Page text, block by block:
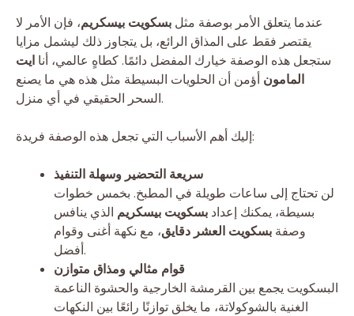
عندما يتعلق الأمر بوصفة مثل بسكويت بيسكريم، فإن الأمر لا
يقتصر فقط على المذاق الرائع، بل يتجاوز ذلك ليشمل مزايا
ستجعل هذه الوصفة خيارك المفضل دائمًا. كطاهٍ عالمي، أنا ايت
المامون أؤمن أن الحلويات البسيطة مثل هذه هي ما يصنع
السحر الحقيقي في أي منزل.
إليك أهم الأسباب التي تجعل هذه الوصفة فريدة:
سريعة التحضير وسهلة التنفيذ
لن تحتاج إلى ساعات طويلة في المطبخ. بخمس خطوات
بسيطة، يمكنك إعداد بسكويت بيسكريم الذي ينافس
وصفة بسكويت العشر دقايق، مع نكهة أغنى وقوام
أفضل.
قوام مثالي ومذاق متوازن
البسكويت يجمع بين القرمشة الخارجية والحشوة الناعمة
الغنية بالشوكولاتة، ما يخلق توازنًا رائعًا بين النكهات